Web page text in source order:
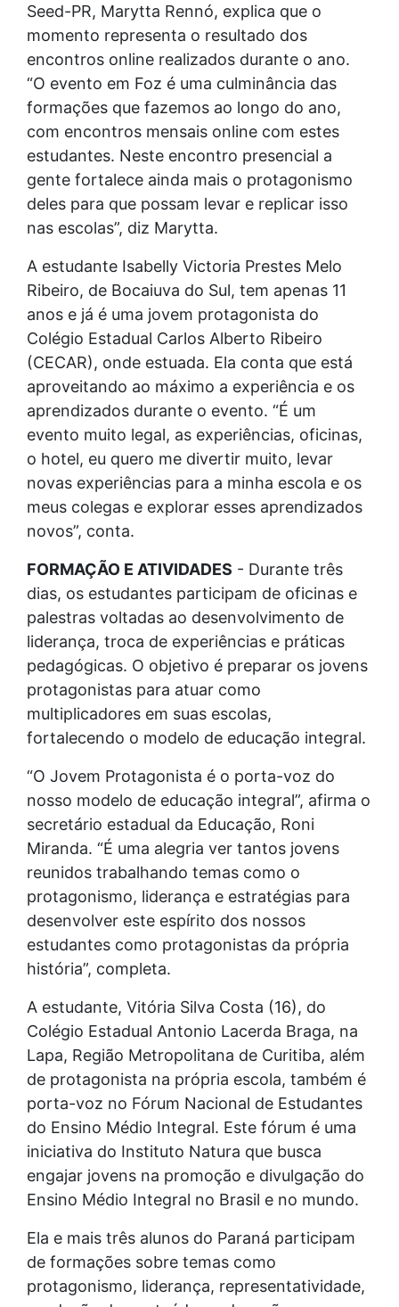
Seed-PR, Marytta Rennó, explica que o
momento representa o resultado dos
encontros online realizados durante o ano.
“O evento em Foz é uma culminância das
formações que fazemos ao longo do ano,
com encontros mensais online com estes
estudantes. Neste encontro presencial a
gente fortalece ainda mais o protagonismo
deles para que possam levar e replicar isso
nas escolas”, diz Marytta.
A estudante Isabelly Victoria Prestes Melo
Ribeiro, de Bocaiuva do Sul, tem apenas 11
anos e já é uma jovem protagonista do
Colégio Estadual Carlos Alberto Ribeiro
(CECAR), onde estuada. Ela conta que está
aproveitando ao máximo a experiência e os
aprendizados durante o evento. “É um
evento muito legal, as experiências, oficinas,
o hotel, eu quero me divertir muito, levar
novas experiências para a minha escola e os
meus colegas e explorar esses aprendizados
novos”, conta.
FORMAÇÃO E ATIVIDADES - Durante três
dias, os estudantes participam de oficinas e
palestras voltadas ao desenvolvimento de
liderança, troca de experiências e práticas
pedagógicas. O objetivo é preparar os jovens
protagonistas para atuar como
multiplicadores em suas escolas,
fortalecendo o modelo de educação integral.
“O Jovem Protagonista é o porta-voz do
nosso modelo de educação integral”, afirma o
secretário estadual da Educação, Roni
Miranda. “É uma alegria ver tantos jovens
reunidos trabalhando temas como o
protagonismo, liderança e estratégias para
desenvolver este espírito dos nossos
estudantes como protagonistas da própria
história”, completa.
A estudante, Vitória Silva Costa (16), do
Colégio Estadual Antonio Lacerda Braga, na
Lapa, Região Metropolitana de Curitiba, além
de protagonista na própria escola, também é
porta-voz no Fórum Nacional de Estudantes
do Ensino Médio Integral. Este fórum é uma
iniciativa do Instituto Natura que busca
engajar jovens na promoção e divulgação do
Ensino Médio Integral no Brasil e no mundo.
Ela e mais três alunos do Paraná participam
de formações sobre temas como
protagonismo, liderança, representatividade,